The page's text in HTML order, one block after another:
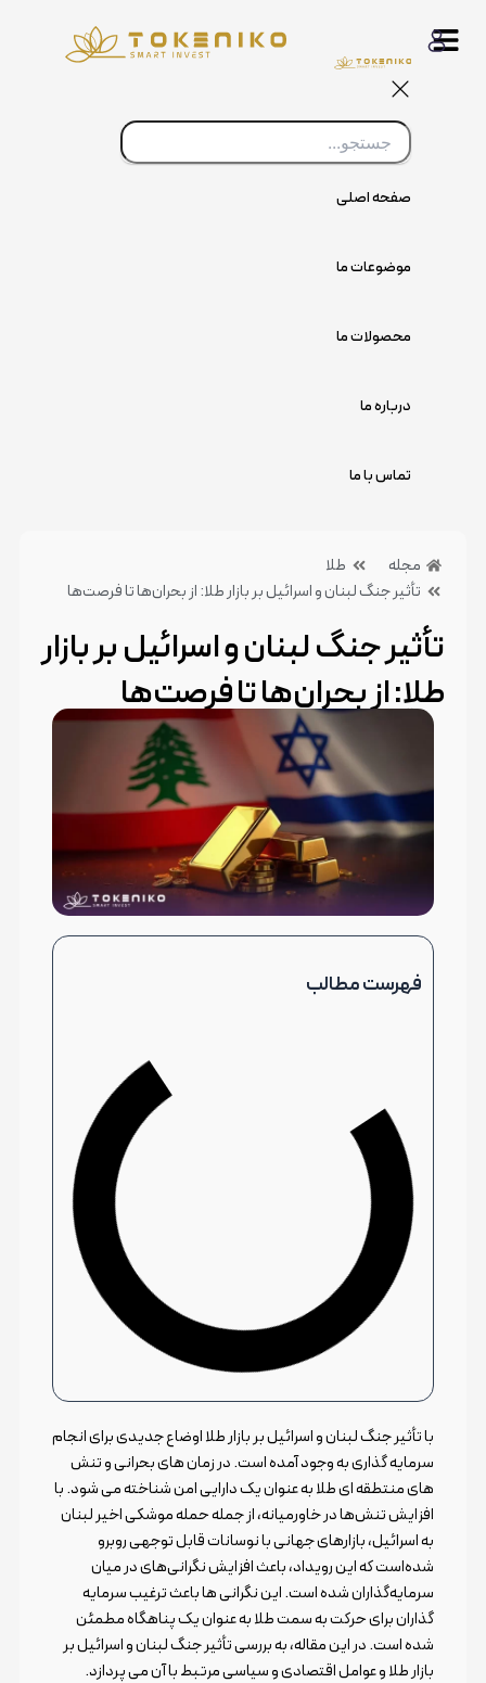
صفحه اصلی
موضوعات ما
محصولات ما
درباره ما
تماس با ما
مجله
طلا
تأثیر جنگ لبنان و اسرائیل بر بازار طلا: از بحران‌ها تا فرصت‌ها
تأثیر جنگ لبنان و اسرائیل بر بازار
طلا: از بحران‌ها تا فرصت‌ها
بدون دیدگاه دسته بندی:طلا
فهرست مطالب
با تأثیر جنگ لبنان و اسرائیل بر بازار طلا اوضاع جدیدی برای انجام
سرمایه گذاری به وجود آمده است. در زمان های بحرانی و تنش
های منتطقه ای طلا به عنوان یک دارایی امن شناخته می شود. با
افزایش تنش‌ها در خاورمیانه، از جمله حمله موشکی اخیر لبنان
به اسرائیل، بازارهای جهانی با نوسانات قابل توجهی روبرو
شده‌است که این رویداد، باعث افزایش نگرانی‌های در میان
سرمایه‌گذاران شده است. این نگرانی ها باعث ترغیب سرمایه
گذاران برای حرکت به سمت طلا به عنوان یک پناهگاه مطمئن
شده است. در این مقاله، به بررسی تأثیر جنگ لبنان و اسرائیل بر
بازار طلا و عوامل اقتصادی و سیاسی مرتبط با آن می پردازد.